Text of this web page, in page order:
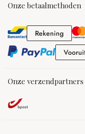
Onze betaalmethoden
Rekening
Onze verzendpartners